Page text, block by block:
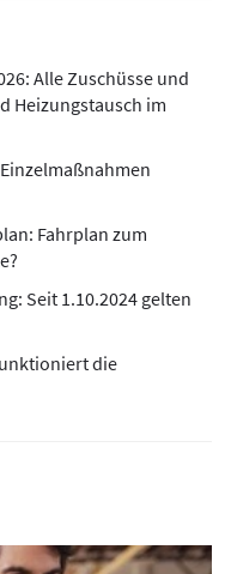
Alle Zuschüsse und
Heizungstausch im
Fahrplan zum
Seit 1.10.2024 gelten
die